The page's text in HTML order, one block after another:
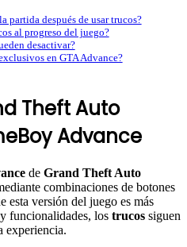
partida después de usar trucos?
al progreso del juego?
desactivar?
en GTA Advance?
Theft Auto
Advance
de Grand Theft Auto
combinaciones de botones
esta versión del juego es más
funcionalidades, los trucos siguen
experiencia.